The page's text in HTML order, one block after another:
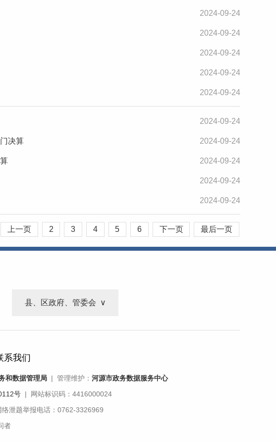
2024-09-24
2024-09-24
2024-09-24
2024-09-24
2024-09-24
2024-09-24
2024-09-24
决算
2024-09-24
2024-09-24
2024-09-24
上一页 2 3 4 5 6 下一页 最后一页
县、区政府、管委会
系我们
和数据管理局 | 管理维护： 河源市政务数据服务中心
号 | 网站标识码：4416000024
泄题举报电话：0762-3326969
者